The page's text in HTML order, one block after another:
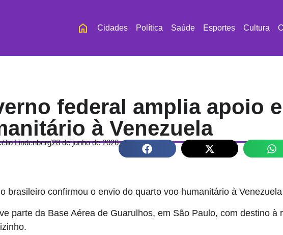
Cidades Política Saúde Esportes Cultura
federal amplia apoio
à Venezuela
Lindenberg28 de junho de 2026
brasileiro confirmou o envio do quarto voo humanitário à
parte da Base Aérea de Guarulhos, em São Paulo, com destino à